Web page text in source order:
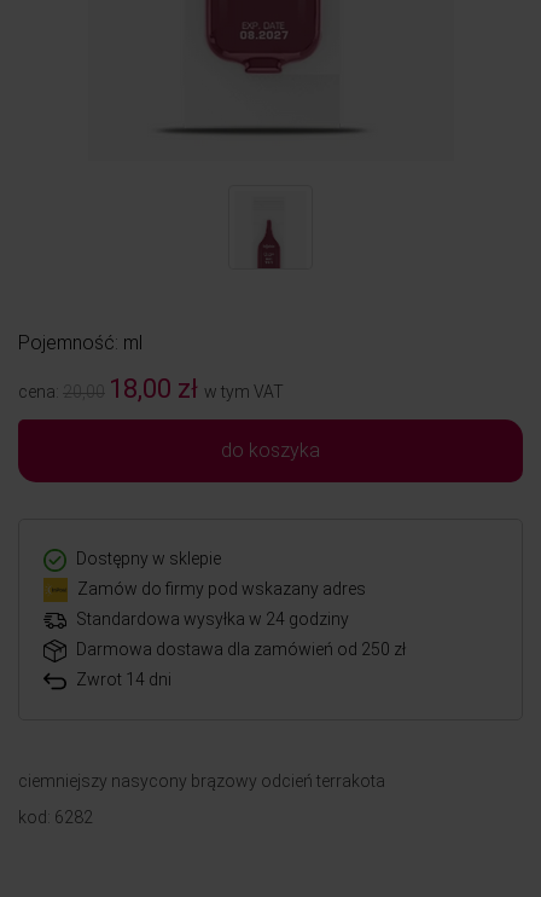
Pojemność: ml
cena: 20,00 18,00 zł w tym VAT
do koszyka
Dostępny w sklepie
Zamów do firmy pod wskazany adres
Standardowa wysyłka w 24 godziny
Darmowa dostawa dla zamówień od 250 zł
Zwrot 14 dni
ciemniejszy nasycony brązowy odcień terrakota
kod: 6282